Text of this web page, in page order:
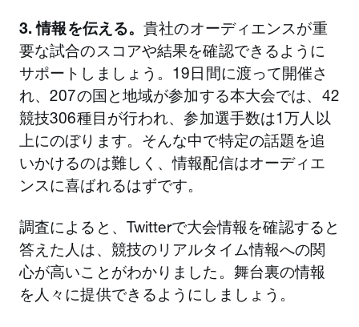
3. 情報を伝える。貴社のオーディエンスが重
要な試合のスコアや結果を確認できるように
サポートしましょう。19日間に渡って開催さ
れ、207の国と地域が参加する本大会では、42
競技306種目が行われ、参加選手数は1万人以
上にのぼります。そんな中で特定の話題を追
いかけるのは難しく、情報配信はオーディエ
ンスに喜ばれるはずです。
調査によると、Twitterで大会情報を確認すると
答えた人は、競技のリアルタイム情報への関
心が高いことがわかりました。舞台裏の情報
を人々に提供できるようにしましょう。